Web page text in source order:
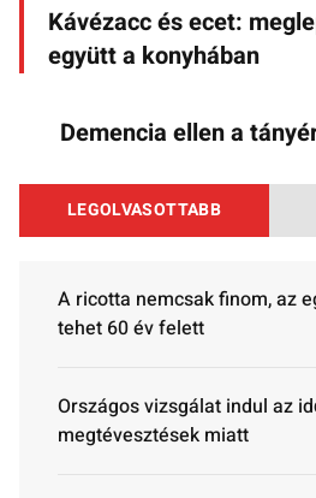
Kávézacc és ecet:
együtt a konyhában
Demencia ellen a
LEGOLVASOTTABB
A ricotta nemcsak finom, az
tehet 60 év felett
Országos vizsgálat indul az
megtévesztések miatt